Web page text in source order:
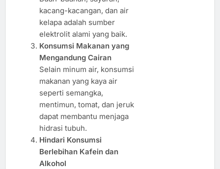
kacang-kacangan, dan air
kelapa adalah sumber
elektrolit alami yang baik.
Konsumsi Makanan yang
Mengandung Cairan
Selain minum air, konsumsi
makanan yang kaya air
seperti semangka,
mentimun, tomat, dan jeruk
dapat membantu menjaga
hidrasi tubuh.
Hindari Konsumsi
Berlebihan Kafein dan
Alkohol